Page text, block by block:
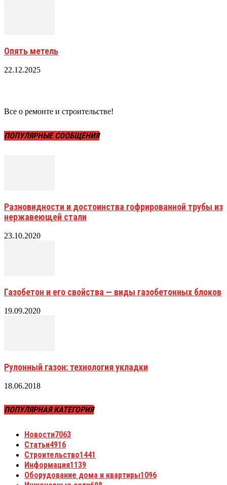
Опять метель
22.12.2025
Все о ремонте и строительстве!
ПОПУЛЯРНЫЕ СООБЩЕНИЯ
Разновидности и достоинства гофрированной трубы из
нержавеющей стали
23.10.2020
Газобетон и его свойства — виды газобетонных блоков
19.09.2020
Рулонный газон: технология укладки
18.06.2018
ПОПУЛЯРНАЯ КАТЕГОРИЯ
Новости7063
Статьи4916
Строительство1441
Информация1139
Оборудование дома и квартиры1096